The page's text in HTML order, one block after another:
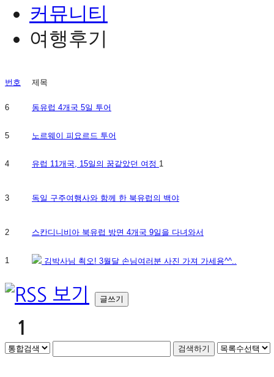
커뮤니티
여행후기
번호 제목
6 동유럽 4개국 5일 투어
5 노르웨이 피요르드 투어
4 유럽 11개국, 15일의 꿈같았던 여정 1
3 독일 구주여행사와 함께 한 북유럽의 백야
2 스칸디니비아 북유럽 방면 4개국 9일을 다녀와서
1 김박사님 쵝오! 3월달 손님여러분 사진 가져 가세용^^..
글쓰기
1